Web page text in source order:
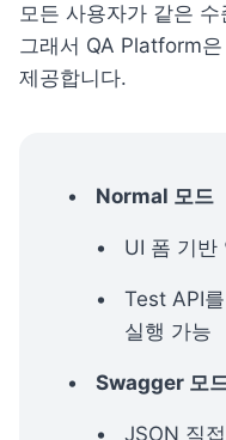
모든 사용자가 같은
그래서 QA Platform
제공합니다.
Normal 모드
UI 폼 기반
Test API
실행 가능
Swagger 모
JSON 직